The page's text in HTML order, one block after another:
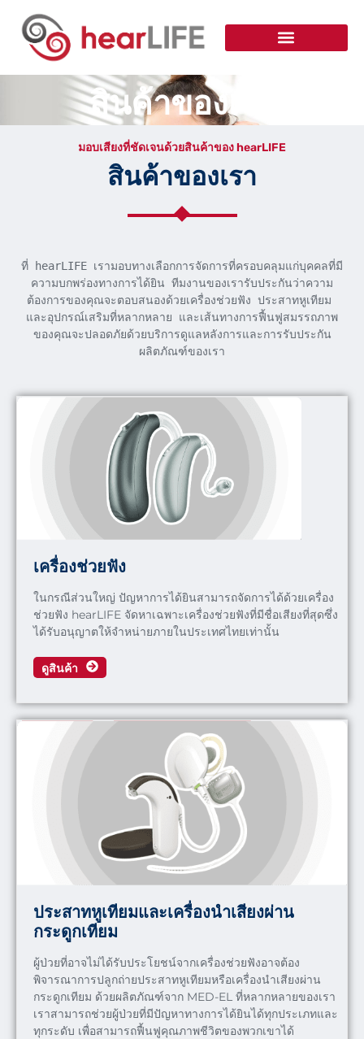
สินค้าของเรา
มอบเสียงที่ชัดเจนด้วยสินค้าของ hearLIFE
สินค้าของเรา
ที่ hearLIFE เรามอบทางเลือกการจัดการที่ครอบคลุมแก่บุคคลที่มี
ความบกพร่องทางการได้ยิน ทีมงานของเรารับประกันว่าความ
ต้องการของคุณจะตอบสนองด้วยเครื่องช่วยฟัง ประสาทหูเทียม
และอุปกรณ์เสริมที่หลากหลาย และเส้นทางการฟื้นฟูสมรรถภาพ
ของคุณจะปลอดภัยด้วยบริการดูแลหลังการและการรับประกัน
ผลิตภัณฑ์ของเรา
เครื่องช่วยฟัง
ในกรณีส่วนใหญ่ ปัญหาการได้ยินสามารถจัดการได้ด้วยเครื่อง
ช่วยฟัง hearLIFE จัดหาเฉพาะเครื่องช่วยฟังที่มีชื่อเสียงที่สุดซึ่ง
ได้รับอนุญาตให้จำหน่ายภายในประเทศไทยเท่านั้น
ดูสินค้า
ประสาทหูเทียมและเครื่องนำเสียงผ่าน
กระดูกเทียม
ผู้ป่วยที่อาจไม่ได้รับประโยชน์จากเครื่องช่วยฟังอาจต้อง
พิจารณาการปลูกถ่ายประสาทหูเทียมหรือเครื่องนำเสียงผ่าน
กระดูกเทียม ด้วยผลิตภัณฑ์จาก MED-EL ที่หลากหลายของเรา
เราสามารถช่วยผู้ป่วยที่มีปัญหาทางการได้ยินได้ทุกประเภทและ
ทุกระดับ เพื่อสามารถฟื้นฟูคุณภาพชีวิตของพวกเขาได้